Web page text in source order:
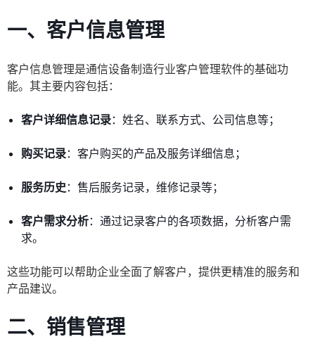
一、客户信息管理
客户信息管理是通信设备制造行业客户管理软件的基础功
能。其主要内容包括：
客户详细信息记录：姓名、联系方式、公司信息等；
购买记录：客户购买的产品及服务详细信息；
服务历史 ：售后服务记录，维修记录等；
客户需求分析：通过记录客户的各项数据，分析客户需
求。
这些功能可以帮助企业全面了解客户，提供更精准的服务和
产品建议。
二、销售管理